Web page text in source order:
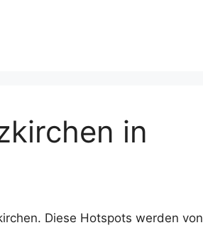
in
Diese Hotspots werden von